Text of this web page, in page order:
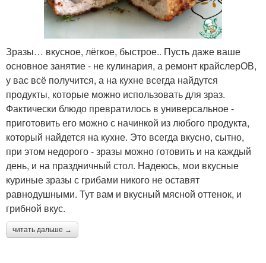
Зразы… вкусное, лёгкое, быстрое.. Пусть даже ваше
основное занятие - не кулинария, а ремонт крайслерОВ,
у вас всё получится, а на кухне всегда найдутся
продукты, которые можно использовать для зраз.
Фактически блюдо превратилось в универсальное -
приготовить его можно с начинкой из любого продукта,
который найдется на кухне. Это всегда вкусно, сытно,
при этом недорого - зразы можно готовить и на каждый
день, и на праздничный стол. Надеюсь, мои вкусные
куриные зразы с грибами никого не оставят
равнодушными. Тут вам и вкусный мясной оттенок, и
грибной вкус.
читать дальше →